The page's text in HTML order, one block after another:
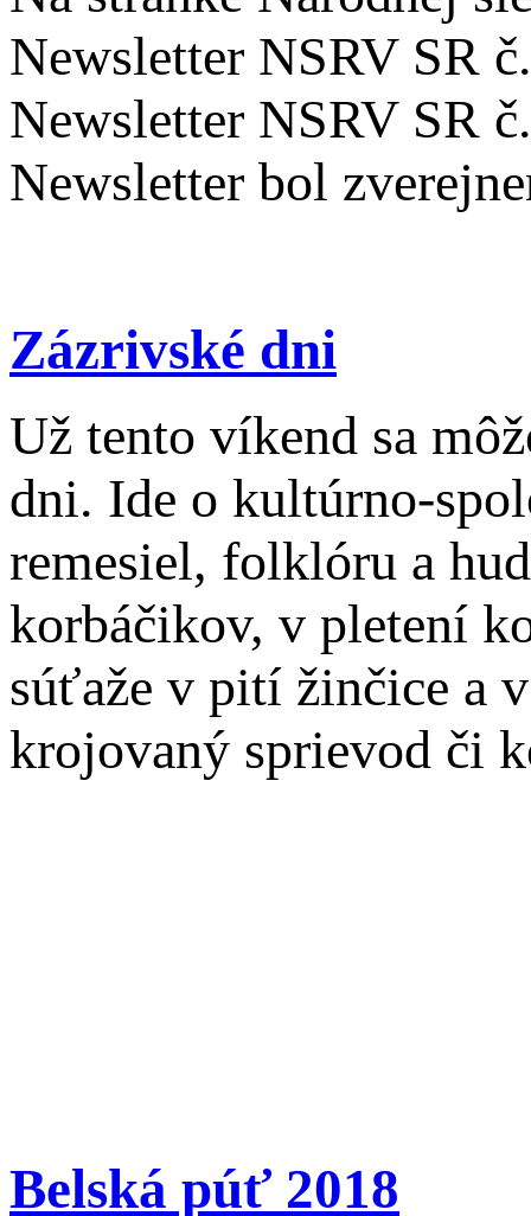
Newsletter NSRV SR
Newsletter NSRV SR
Newsletter bol
Zázrivské dni
Už tento víkend sa
dni. Ide o kultúrno-
remesiel, folklóru a
korbáčikov, v pletení
súťaže v pití žinčice a
krojovaný sprievod či
Belská púť 2018